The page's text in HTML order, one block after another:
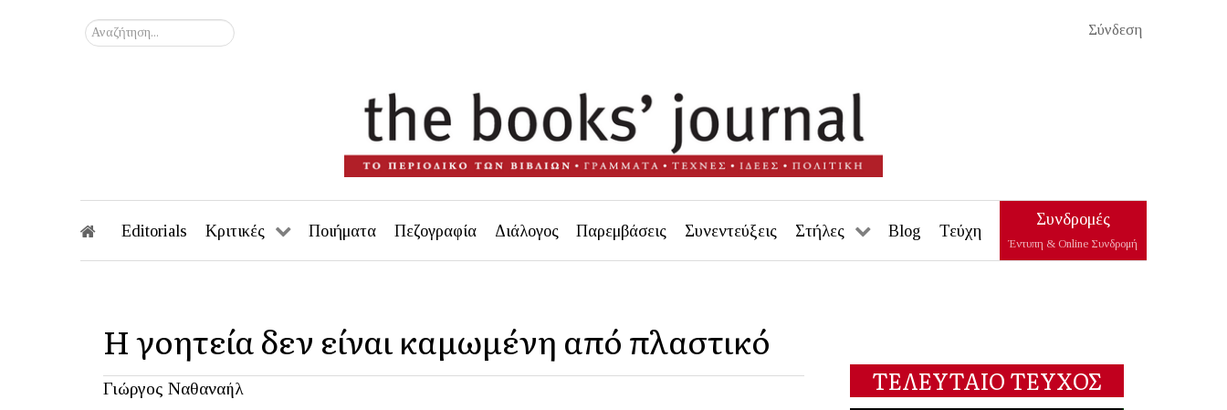
Σύνδεση
Αναζήτηση...
Editorials Κριτικές Ποιήματα Πεζογραφία Διάλογος Παρεμβάσεις Συνεντεύξεις Στήλες Blog Τεύχη
Συνδρομές
Έντυπη & Online Συνδρομή
Η γοητεία δεν είναι καμωμένη από πλαστικό
Γιώργος Ναθαναήλ
ΤΕΛΕΥΤΑΙΟ ΤΕΥΧΟΣ